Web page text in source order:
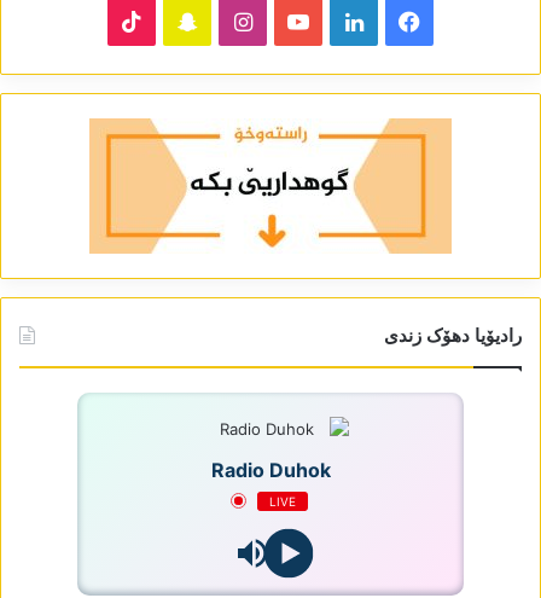
Facebook
LinkedIn
YouTube
Instagram
Snapchat
رادیۆیا دھۆک زندی
Radio Duhok
LIVE